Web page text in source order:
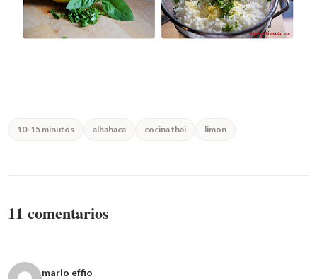
10-15 minutos albahaca cocina thai limón
11 comentarios
mario effio